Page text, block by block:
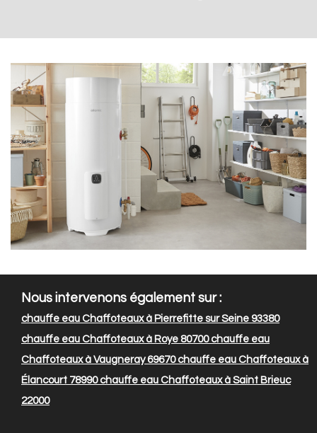
Nous intervenons également sur :
chauffe eau Chaffoteaux à Pierrefitte sur Seine 93380
chauffe eau Chaffoteaux à Roye 80700chauffe eau
Chaffoteaux à Vaugneray 69670chauffe eau Chaffoteaux à
Élancourt 78990chauffe eau Chaffoteaux à Saint Brieuc
22000